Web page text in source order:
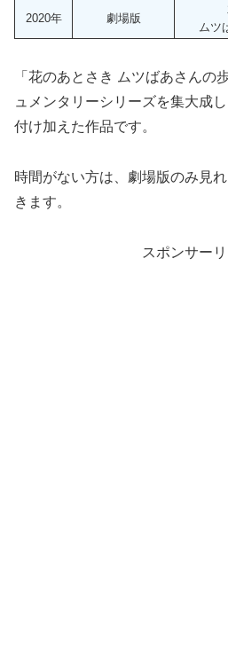
2020年 劇場版
ムツ
「花のあとさき ムツばあさんの
ュメンタリーシリーズを集大成
付け加えた作品です。
時間がない方は、劇場版のみ見
きます。
スポンサー